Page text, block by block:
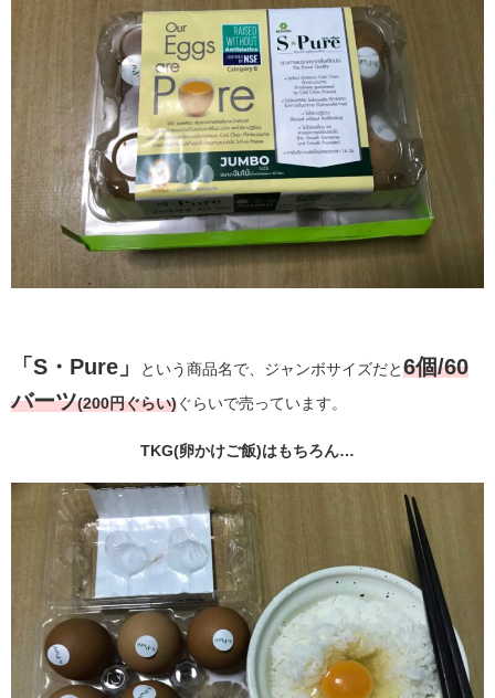
「S・Pure」 という商品名で、ジャンボサイズだと 6個/60
バーツ(200円ぐらい) ぐらいで売っています。
TKG(卵かけご飯)はもちろん…